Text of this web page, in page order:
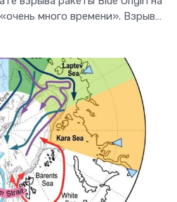
много времени». Взрыв